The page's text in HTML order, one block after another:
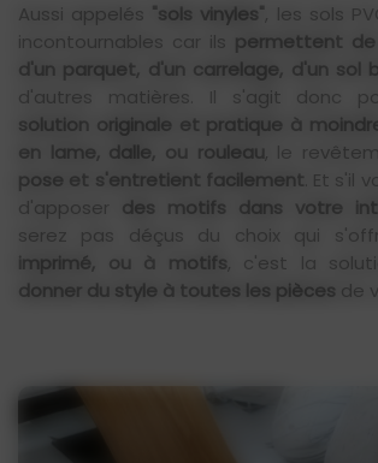
Aussi appelés "sols vinyles" , les sols
incontournables car ils
permettent de
d'un parquet, d'un carrelage, d'un sol
d'autres matières. Il s'agit donc
solution originale et pratique à
en lame, dalle, ou rouleau, le
pose et s'entretient facilement . Et s'il
d'apposer des motifs dans votre
serez pas déçus du choix qui
imprimé, ou à motifs, c'est la
donner du style à toutes les pièces de